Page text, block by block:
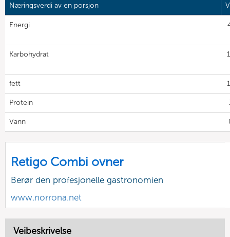
Næringsverdi av en porsjon
Energi
Karbohydrat
fett
Protein
Vann
Retigo Combi ovner
Berør den profesjonelle gastronomien
www.norrona.net
Veibeskrivelse